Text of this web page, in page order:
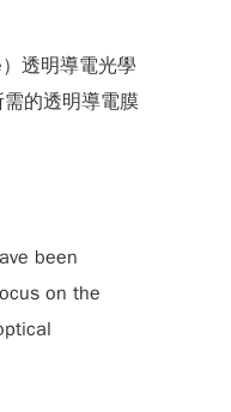
透明導電光學
的透明導電膜
been
on the